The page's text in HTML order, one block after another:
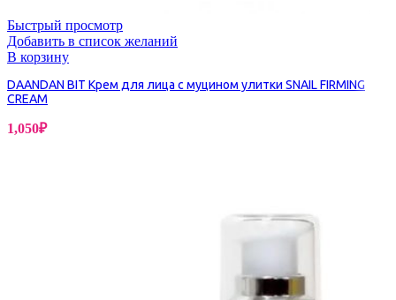
Быстрый просмотр
Добавить в список желаний
В корзину
DAANDAN BIT Крем для лица с муцином улитки SNAIL FIRMING
CREAM
1,050₽